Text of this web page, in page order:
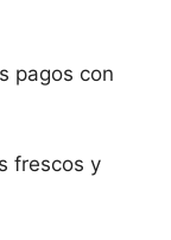
pagos con
frescos y